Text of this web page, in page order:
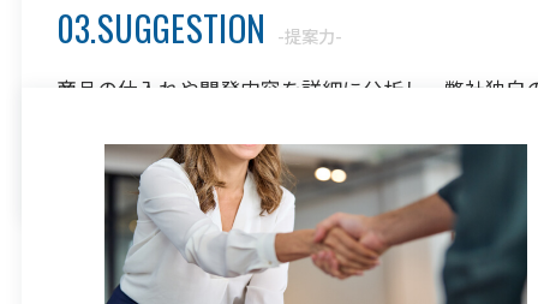
03.SUGGESTION -提案力-
商品の仕入れや開発内容を詳細に分析し、弊社独自
お客様のニーズに幅広くご対応いたします。